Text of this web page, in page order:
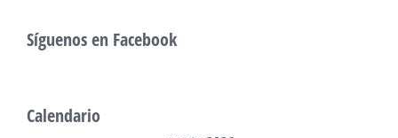
Síguenos en Facebook
Calendario